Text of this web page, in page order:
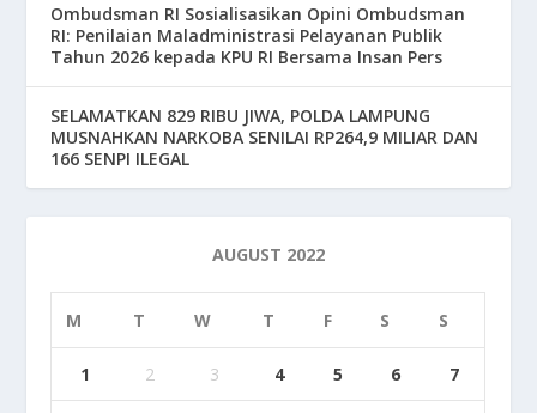
Ombudsman RI Sosialisasikan Opini Ombudsman
RI: Penilaian Maladministrasi Pelayanan Publik
Tahun 2026 kepada KPU RI Bersama Insan Pers
SELAMATKAN 829 RIBU JIWA, POLDA LAMPUNG
MUSNAHKAN NARKOBA SENILAI RP264,9 MILIAR DAN
166 SENPI ILEGAL
AUGUST 2022
M T W T F S S
1 2 3 4 5 6 7